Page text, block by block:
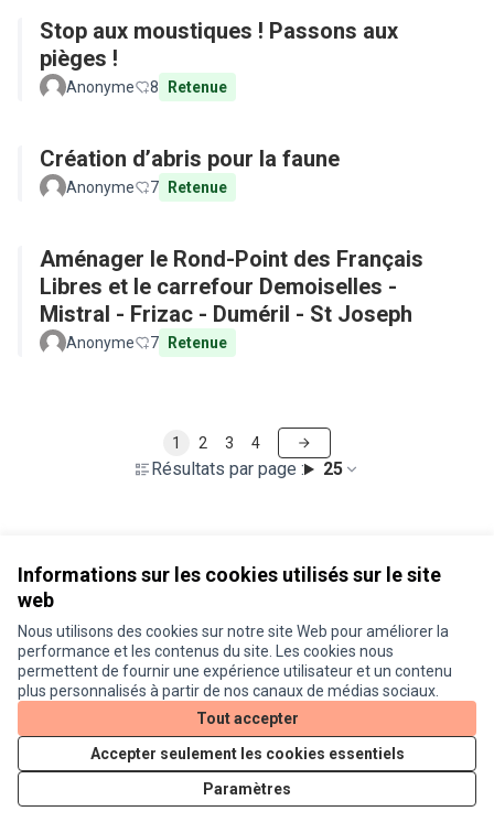
Informations sur les cookies utilisés sur le site
web
Nous utilisons des cookies sur notre site Web pour améliorer la
performance et les contenus du site. Les cookies nous
permettent de fournir une expérience utilisateur et un contenu
plus personnalisés à partir de nos canaux de médias sociaux.
Tout accepter
Accepter seulement les cookies essentiels
Paramètres
Stop aux moustiques ! Passons aux
pièges !
Anonyme 8 Retenue
Création d’abris pour la faune
Anonyme 7 Retenue
Aménager le Rond-Point des Français
Libres et le carrefour Demoiselles -
Mistral - Frizac - Duméril - St Joseph
Anonyme 7 Retenue
Résultats par page : 25
1 2 3 4
Conditions d'utilisation
Paramètres des cookies
Je participe ! sur X
(Lien externe)
Je participe ! sur Facebook
Je participe ! sur Instagram
Site réalisé grâce aulogiciel libre Decidim .
Licence
(Lien